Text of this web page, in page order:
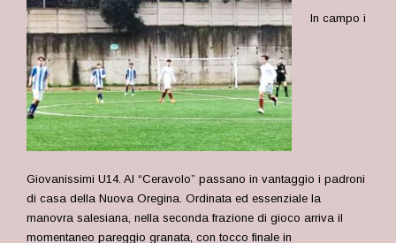
In campo i
Giovanissimi U14. Al “Ceravolo” passano in vantaggio i padroni
di casa della Nuova Oregina. Ordinata ed essenziale la
manovra salesiana, nella seconda frazione di gioco arriva il
momentaneo pareggio granata, con tocco finale in